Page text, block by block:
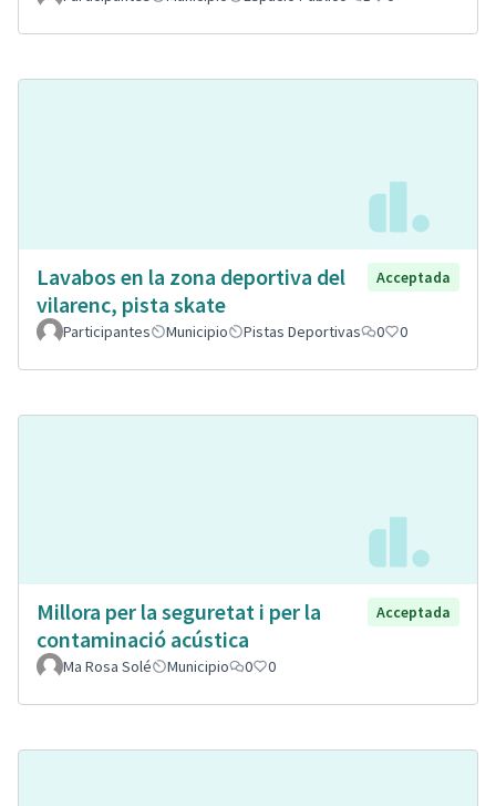
Lavabos en la zona deportiva del
vilarenc, pista skate
Acceptada
Participantes Municipio Pistas Deportivas 0 0
Millora per la seguretat i per la
contaminació acústica
Acceptada
Ma Rosa Solé Municipio 0 0